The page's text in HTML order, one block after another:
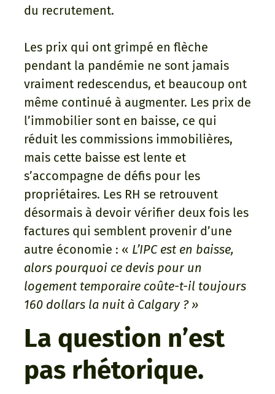
du recrutement.
Les prix qui ont grimpé en flèche
pendant la pandémie ne sont jamais
vraiment redescendus, et beaucoup ont
même continué à augmenter. Les prix de
l’immobilier sont en baisse, ce qui
réduit les commissions immobilières,
mais cette baisse est lente et
s’accompagne de défis pour les
propriétaires. Les RH se retrouvent
désormais à devoir vérifier deux fois les
factures qui semblent provenir d’une
autre économie : « L’IPC est en baisse,
alors pourquoi ce devis pour un
logement temporaire coûte-t-il toujours
160 dollars la nuit à Calgary ? »
La question n’est
pas rhétorique.